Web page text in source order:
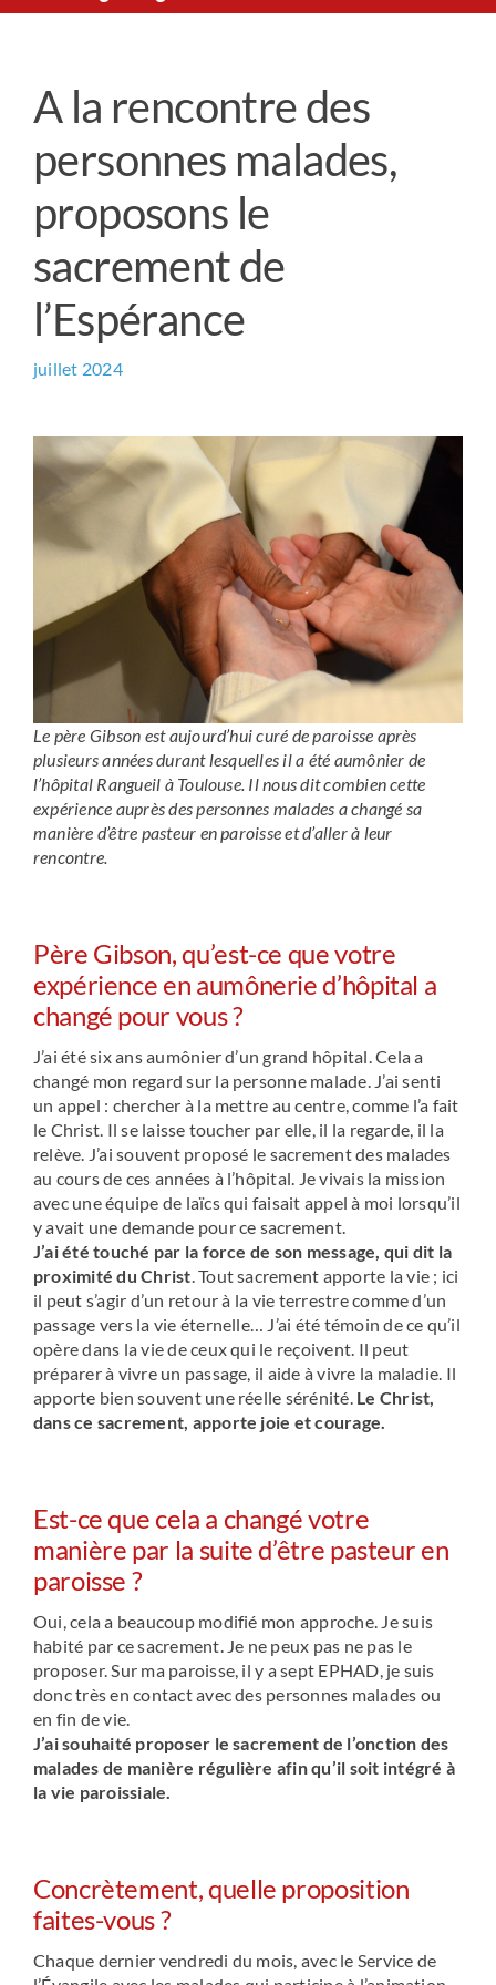
Prière universelle
News
Qui sommes-nous ?
Contact
A la rencontre des
personnes malades,
proposons le
sacrement de
l’Espérance
juillet 2024
Le père Gibson est aujourd’hui curé de paroisse après
plusieurs années durant lesquelles il a été aumônier de
l’hôpital Rangueil à Toulouse. Il nous dit combien cette
expérience auprès des personnes malades a changé sa
manière d’être pasteur en paroisse et d’aller à leur
rencontre.
Père Gibson, qu’est-ce que votre
expérience en aumônerie d’hôpital a
changé pour vous ?
J’ai été six ans aumônier d’un grand hôpital. Cela a
changé mon regard sur la personne malade. J’ai senti
un appel : chercher à la mettre au centre, comme l’a fait
le Christ. Il se laisse toucher par elle, il la regarde, il la
relève. J’ai souvent proposé le sacrement des malades
au cours de ces années à l’hôpital. Je vivais la mission
avec une équipe de laïcs qui faisait appel à moi lorsqu’il
y avait une demande pour ce sacrement.
J’ai été touché par la force de son message, qui dit la
proximité du Christ . Tout sacrement apporte la vie ; ici
il peut s’agir d’un retour à la vie terrestre comme d’un
passage vers la vie éternelle… J’ai été témoin de ce qu’il
opère dans la vie de ceux qui le reçoivent. Il peut
préparer à vivre un passage, il aide à vivre la maladie. Il
apporte bien souvent une réelle sérénité. Le Christ,
dans ce sacrement, apporte joie et courage.
Est-ce que cela a changé votre
manière par la suite d’être pasteur en
paroisse ?
Oui, cela a beaucoup modifié mon approche. Je suis
habité par ce sacrement. Je ne peux pas ne pas le
proposer. Sur ma paroisse, il y a sept EPHAD, je suis
donc très en contact avec des personnes malades ou
en fin de vie.
J’ai souhaité proposer le sacrement de l’onction des
malades de manière régulière afin qu’il soit intégré à
la vie paroissiale.
Concrètement, quelle proposition
faites-vous ?
Chaque dernier vendredi du mois, avec le Service de